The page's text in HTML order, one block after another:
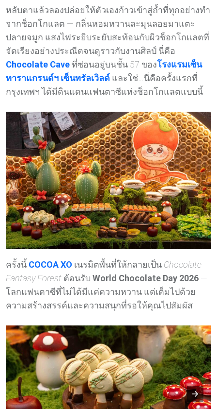
หลับตาแล้วลองปล่อยให้ตัวเองก้าวเข้าสู่ถ้ำที่ทุกอย่างทำ
จากช็อกโกแลต — กลิ่นหอมหวานละมุนลอยมาแตะ
ปลายจมูก แสงไฟระยิบระยับสะท้อนกับผิวช็อกโกแลตที่
จัดเรียงอย่างประณีตจนดูราวกับงานศิลป์ นี่คือ
Chocolate Caveที่ซ่อนอยู่บนชั้น 57 ของโรงแรมเซ็น
ทาราแกรนด์ฯ เซ็นทรัลเวิลด์ และใช่…นี่คือครั้งแรกที่
กรุงเทพฯ ได้มีดินแดนแฟนตาซีแห่งช็อกโกแลตแบบนี้
ครั้งนี้ COCOA XO เนรมิตพื้นที่ให้กลายเป็น Chocolate
Fantasy Forest ต้อนรับ World Chocolate Day 2026 —
โลกแฟนตาซีที่ไม่ได้มีแค่ความหวาน แต่เต็มไปด้วย
ความสร้างสรรค์และความสนุกที่รอให้คุณไปสัมผัส